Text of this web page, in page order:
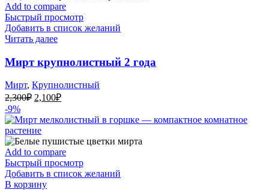
Add to compare
Быстрый просмотр
Добавить в список желаний
Читать далее
Мирт крупнолистный 2 года
Мирт, Крупнолистный
2,300₽ Первоначальная
составляла
2,300₽.
2,100₽Текущая
2,100₽.
-9%
Add to compare
Быстрый просмотр
Добавить в список желаний
В корзину